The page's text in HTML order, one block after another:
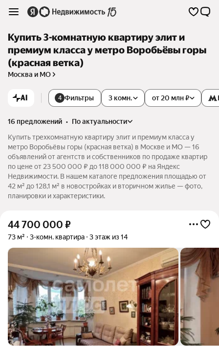
Купить 3-комнатную квартиру элит и
премиум класса у метро Воробьёвы горы
(красная ветка)
Москва и МО
AI 4 Фильтры 3 комн. от 20 млн ₽
16 предложений •
по актуальности
Купить трехкомнатную квартиру элит и премиум класса у
метро Воробьёвы горы (красная ветка) в Москве и МО — 16
объявлений от агентств и собственников по продаже квартир
по цене от 23 500 000 ₽ до 118 000 000 ₽ на Яндекс
Недвижимости. В нашем каталоге предложения площадью от
42 м² до 128,1 м² в новостройках и вторичном жилье — фото,
планировки и характеристики.
44 700 000 ₽
73 м² 3-комн. квартира 3 этаж из 14